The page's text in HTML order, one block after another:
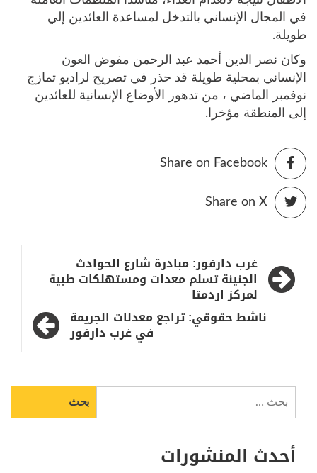
في المجال الإنساني بالتدخل لمساعدة العائدين إلي
طويلة.
وكان نصر الدين أحمد عبد الرحمن مفوض العون
الإنساني بمحلية طويلة قد حذر في تصريح لراديو تمازج
نوفمبر الماضي ، من تدهور الأوضاع الإنسانية للعائدين
إلى المنطقة مؤخرا.
Share on Facebook
Share on X
تصفّح
المقالات
غرب دارفور: مبادرة شارع الحوادث
الجنينة تسلم معدات ومستهلكات طبية
لمركز اردمتا
ناشط حقوقي: تراجع معدلات الجريمة
في غرب دارفور
عن:
أحدث المنشورات